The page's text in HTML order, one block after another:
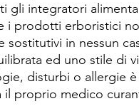
gli integratori
i prodotti erboristici
sostitutivi in nessun
ed uno stile di
disturbi o allergie
il proprio medico